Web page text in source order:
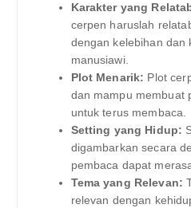
Karakter yang
cerpen haruslah
dengan kelebihan dan
manusiawi.
Plot Menarik: Plot
dan mampu membuat
untuk terus membaca.
Setting yang Hidup:
digambarkan secara
pembaca dapat
Tema yang Relevan:
relevan dengan